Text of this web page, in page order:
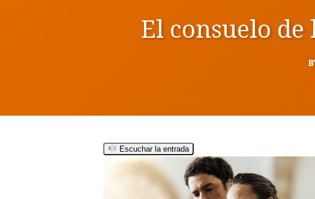
Hit enter to search or ESC to close
El consuelo
Escuchar la entrada